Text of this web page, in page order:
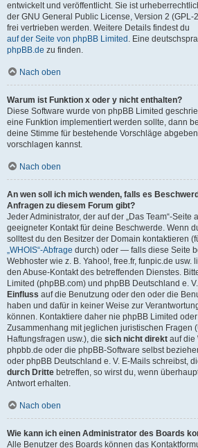
entwickelt und veröffentlicht. Sie ist
der GNU General Public License, Version 2 (GPL-
frei vertrieben werden. Weitere Details findest du
auf der Seite von phpBB Limited . Eine
phpBB.de zu finden.
Nach oben
Warum ist Funktion x oder y nicht enthalten?
Diese Software wurde von phpBB Limited
eine Funktion implementiert werden sollte, dann
deine Stimme für bestehende Vorschläge
vorschlagen kannst.
Nach oben
An wen soll ich mich wenden, falls es
Anfragen zu diesem Forum gibt?
Jeder Administrator, der auf der „Das Team“-Seite
geeigneter Kontakt für deine Beschwerde. Wenn
solltest du den Besitzer der Domain kontaktieren
„WHOIS“-Abfrage durch) oder — falls diese Seite
Webhoster wie z. B. Yahoo!, free.fr, funpic.de
den Abuse-Kontakt des betreffenden Dienstes.
Limited (phpBB.com) und phpBB Deutschland e.
Einfluss auf die Benutzung oder den oder die
haben und dafür in keiner Weise zur
können. Kontaktiere daher nie phpBB Limited
Zusammenhang mit jeglichen juristischen Fragen
Haftungsfragen usw.), die sich nicht direkt auf die
phpbb.de oder die phpBB-Software selbst
oder phpBB Deutschland e. V. E-Mails schreibst,
durch Dritte betreffen, so wirst du, wenn
Antwort erhalten.
Nach oben
Wie kann ich einen Administrator des Boards
Alle Benutzer des Boards können das